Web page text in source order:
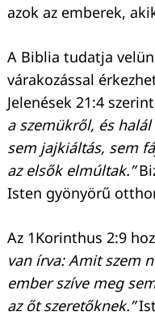
azok az emberek,
A Biblia tudatja
várakozással
Jelenések 21:4
a szemükről, és
sem jajkiáltás, sem
az elsők elmúltak.”
Isten gyönyörű
Az 1Korinthus 2:9
van írva: Amit szem
ember szíve meg
az őt szeretőknek.”